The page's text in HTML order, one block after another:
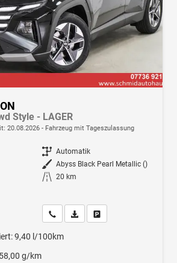
Style - LAGER
20.08.2026 Fahrzeug mit Tageszulassung
Getriebe Automatik
Außenfarbe Abyss Black Pearl Metallic ()
Kilometerstand 20 km
Wir rufen Sie anFahrzeugexposé (PDF)
9,40 l/100km
g/km